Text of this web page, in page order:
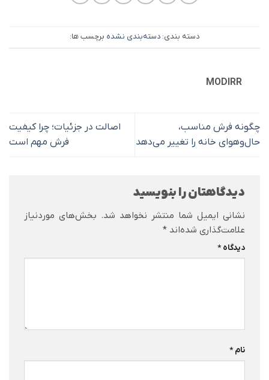
دسته بندی: دسته‌بندی نشده برچسب ها:
MODIRR
چگونه فرش مناسب،
حال‌وهوای خانه را تغییر می‌دهد
اصالت در جزئیات؛ چرا کیفیت
فرش مهم است
دیدگاهتان را بنویسید
نشانی ایمیل شما منتشر نخواهد شد. بخش‌های موردنیاز
علامت‌گذاری شده‌اند *
دیدگاه*
نام*